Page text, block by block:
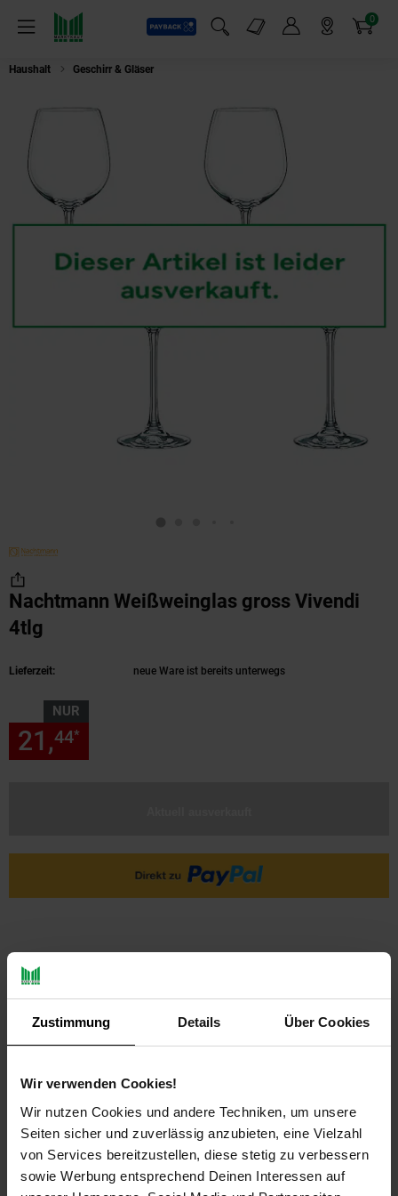
Zustimmung Details Über Cookies
Wir verwenden Cookies!
Wir nutzen Cookies und andere Techniken, um unsere
Seiten sicher und zuverlässig anzubieten, eine Vielzahl
von Services bereitzustellen, diese stetig zu verbessern
sowie Werbung entsprechend Deinen Interessen auf
Menü
Payback
Suchfeld einblenden
Markt-Angebote 0
Artikel
Haushalt Geschirr & Gläser
Nachtmann Weißweinglas gross Vivendi
4tlg
Lieferzeit: neue Ware ist bereits unterwegs
NUR
21,44*
PAYBACK
Payback Punkte Basis°Punkte:
10
Extra°Punkte:
0